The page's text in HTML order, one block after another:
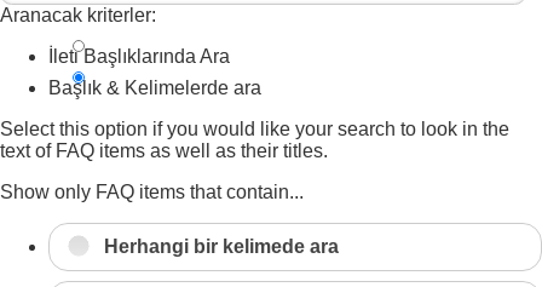
Aranacak kriterler:
İleti Başlıklarında Ara
Başlık & Kelimelerde ara
Select this option if you would like your search to look in the
text of FAQ items as well as their titles.
Show only FAQ items that contain...
Herhangi bir kelimede ara